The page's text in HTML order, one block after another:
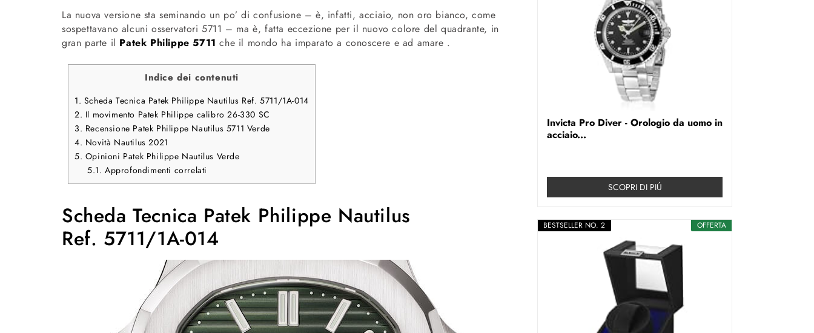
La nuova versione sta seminando un po’ di confusione – è, infatti, acciaio, non oro bianco, come
sospettavano alcuni osservatori 5711 – ma è, fatta eccezione per il nuovo colore del quadrante, in
gran parte il Patek Philippe 5711 che il mondo ha imparato a conoscere e ad amare .
Indice dei contenuti
1. Scheda Tecnica Patek Philippe Nautilus Ref. 5711/1A-014
2. Il movimento Patek Philippe calibro 26-330 SC
3. Recensione Patek Philippe Nautilus 5711 Verde
4. Novità Nautilus 2021
5. Opinioni Patek Philippe Nautilus Verde
5.1. Approfondimenti correlati
Scheda Tecnica Patek Philippe Nautilus
Ref. 5711/1A-014
Invicta Pro Diver - Orologio da uomo in
acciaio...
SCOPRI DI PIÚ
OFFERTA
BESTSELLER NO. 2